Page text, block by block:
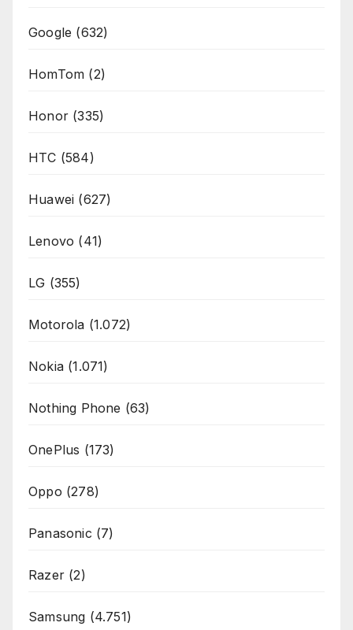
Google (632)
HomTom (2)
Honor (335)
HTC (584)
Huawei (627)
Lenovo (41)
LG (355)
Motorola (1.072)
Nokia (1.071)
Nothing Phone (63)
OnePlus (173)
Oppo (278)
Panasonic (7)
Razer (2)
Samsung (4.751)